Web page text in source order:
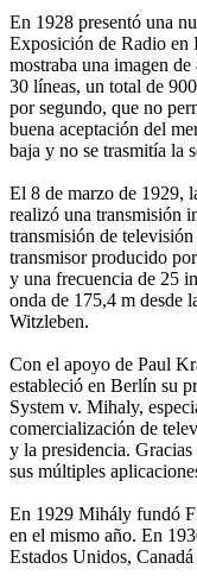
En 1928 presentó una
Exposición de Radio en
mostraba una imagen
30 líneas, un total de
por segundo, que no
buena aceptación del
baja y no se trasmitía la
El 8 de marzo de 1929,
realizó una transmisión
transmisión de
transmisor producido
y una frecuencia de 25
onda de 175,4 m desde
Witzleben.
Con el apoyo de Paul
estableció en Berlín su
System v. Mihaly,
comercialización de
y la presidencia. Gracias
sus múltiples
En 1929 Mihály fundó
en el mismo año. En
Estados Unidos,